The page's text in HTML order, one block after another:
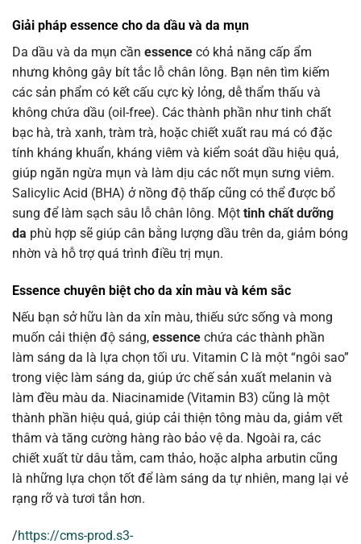
Giải pháp essence cho da dầu và da mụn
Da dầu và da mụn cần essence có khả năng cấp ẩm
nhưng không gây bít tắc lỗ chân lông. Bạn nên tìm kiếm
các sản phẩm có kết cấu cực kỳ lỏng, dễ thẩm thấu và
không chứa dầu (oil-free). Các thành phần như tinh chất
bạc hà, trà xanh, tràm trà, hoặc chiết xuất rau má có đặc
tính kháng khuẩn, kháng viêm và kiểm soát dầu hiệu quả,
giúp ngăn ngừa mụn và làm dịu các nốt mụn sưng viêm.
Salicylic Acid (BHA) ở nồng độ thấp cũng có thể được bổ
sung để làm sạch sâu lỗ chân lông. Một tinh chất dưỡng
da phù hợp sẽ giúp cân bằng lượng dầu trên da, giảm bóng
nhờn và hỗ trợ quá trình điều trị mụn.
Essence chuyên biệt cho da xỉn màu và kém sắc
Nếu bạn sở hữu làn da xỉn màu, thiếu sức sống và mong
muốn cải thiện độ sáng, essence chứa các thành phần
làm sáng da là lựa chọn tối ưu. Vitamin C là một “ngôi sao”
trong việc làm sáng da, giúp ức chế sản xuất melanin và
làm đều màu da. Niacinamide (Vitamin B3) cũng là một
thành phần hiệu quả, giúp cải thiện tông màu da, giảm vết
thâm và tăng cường hàng rào bảo vệ da. Ngoài ra, các
chiết xuất từ dâu tằm, cam thảo, hoặc alpha arbutin cũng
là những lựa chọn tốt để làm sáng da tự nhiên, mang lại vẻ
rạng rỡ và tươi tắn hơn.
/https://cms-prod.s3-